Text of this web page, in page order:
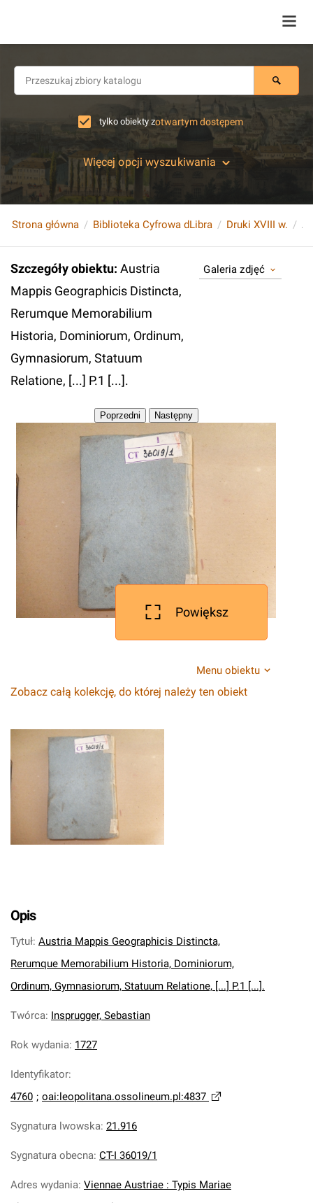
tylko obiekty zotwartym dostępem
Więcej opcji wyszukiwania
Strona główna Biblioteka Cyfrowa dLibra Druki XVIII w.
Szczegóły obiektu: Austria
Mappis Geographicis Distincta,
Rerumque Memorabilium
Historia, Dominiorum, Ordinum,
Gymnasiorum, Statuum
Relatione, [...] P.1 [...].
Galeria zdjęć
Powiększ
Menu obiektu
Zobacz całą kolekcję, do której należy ten obiekt
Opis
Tytuł: Austria Mappis Geographicis Distincta,
Rerumque Memorabilium Historia, Dominiorum,
Ordinum, Gymnasiorum, Statuum Relatione, [...] P.1 [...].
Twórca: Insprugger, Sebastian
Rok wydania: 1727
Identyfikator:
4760 ; oai:leopolitana.ossolineum.pl:4837
Sygnatura lwowska: 21.916
Sygnatura obecna: CT-I 36019/1
Adres wydania: Viennae Austriae : Typis Mariae